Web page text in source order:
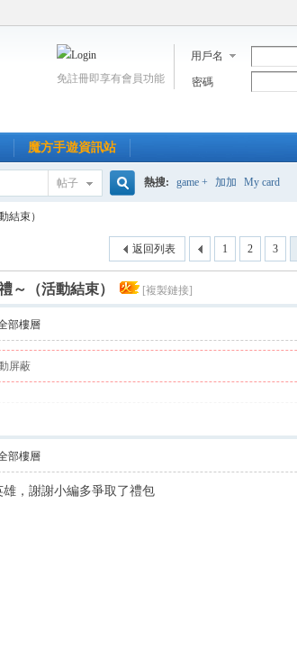
用戶名
密碼
免註冊即享有會員功能
魔方手遊資訊站
帖子
索
熱搜: game + 加加 My card
結束）
1 2 3
返回列表
～（活動結束） [複製鏈接]
部樓層
屏蔽
部樓層
，謝謝小編多爭取了禮包